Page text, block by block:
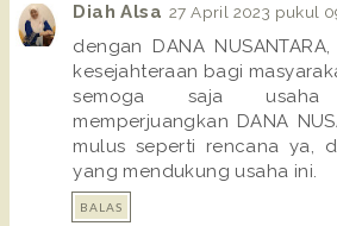
Diah Alsa 27 April 2023 pukul
dengan DANA
kesejahteraan bagi
semoga saja usaha
memperjuangkan DANA
mulus seperti rencana ya,
yang mendukung usaha ini.
BALAS